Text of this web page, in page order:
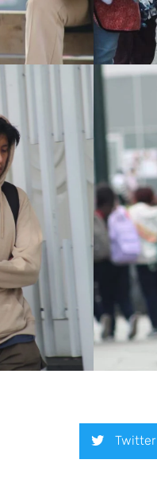
Twitter